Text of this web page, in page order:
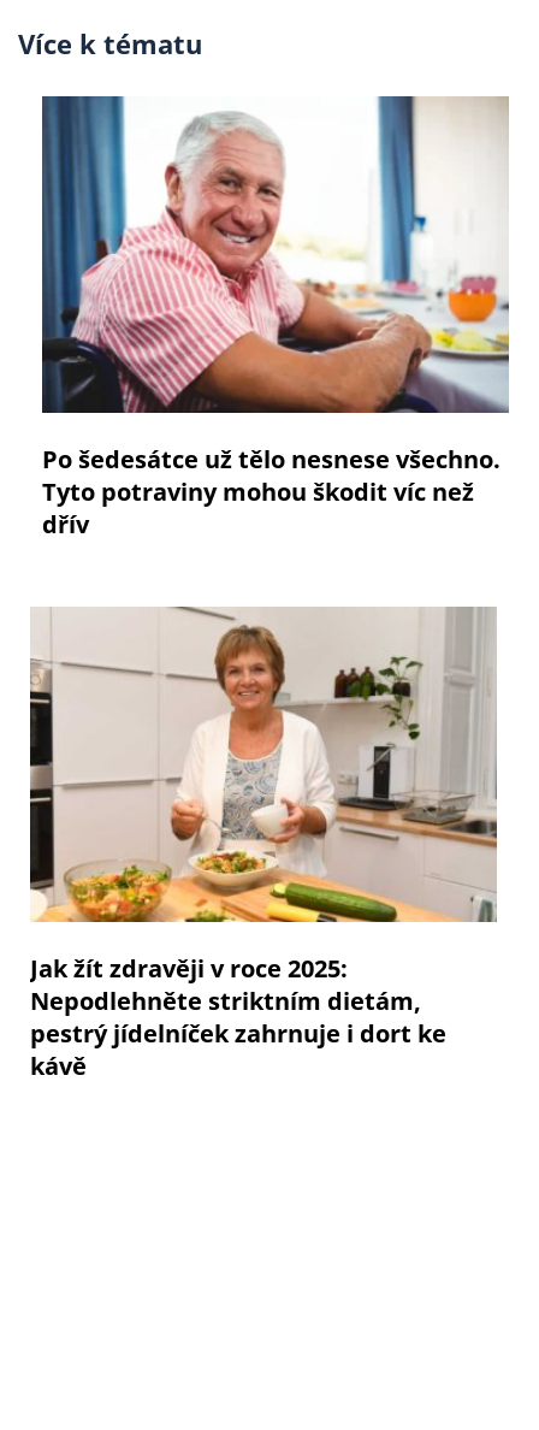
Více k tématu
Po šedesátce už tělo nesnese všechno.
Tyto potraviny mohou škodit víc než
dřív
Jak žít zdravěji v roce 2025:
Nepodlehněte striktním dietám,
pestrý jídelníček zahrnuje i dort ke
kávě